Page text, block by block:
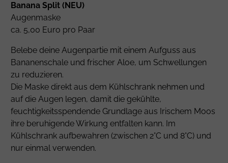
Banana Split (NEU)
Augenmaske
ca. 5,00 Euro pro Paar
Belebe deine Augenpartie mit einem Aufguss aus
Bananenschale und frischer Aloe, um Schwellungen
zu reduzieren.
Die Maske direkt aus dem Kühlschrank nehmen und
auf die Augen legen, damit die gekühlte,
feuchtigkeitsspendende Grundlage aus Irischem Moos
ihre beruhigende Wirkung entfalten kann. Im
Kühlschrank aufbewahren (zwischen 2°C und 8°C) und
nur einmal verwenden.